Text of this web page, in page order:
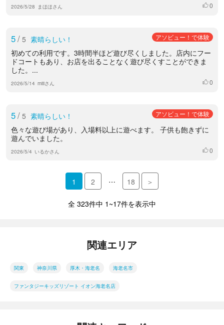
2026/5/28 まほほさん いいね
0
5/ 5 素晴らしい！ アソビュー！で体験
初めての利用です。3時間半ほど遊び尽くしました。店内にフー
ドコートもあり、お店を出ることなく遊び尽くすことができま
した。...
2026/5/14 miiiさん いいね
0
5/ 5 素晴らしい！ アソビュー！で体験
色々な遊び場があり、入場料以上に遊べます。 子供も飽きずに
遊んでいました。
2026/5/4 いるかさん いいね
0
1 2 … 18 ＞
全 323件中 1~17件を表示中
関連エリア
関東 神奈川県 厚木・海老名 海老名市
ファンタジーキッズリゾート イオン海老名店